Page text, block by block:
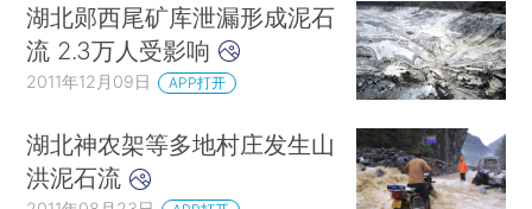
湖北郧西尾矿库泄漏形成泥石
流 2.3万人受影响
2011年12月09日 APP打开
湖北神农架等多地村庄发生山
洪泥石流